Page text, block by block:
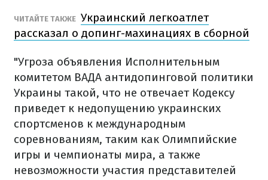
ЧИТАЙТЕ ТАКЖЕ Украинский легкоатлет
рассказал о допинг-махинациях в сборной
"Угроза объявления Исполнительным
комитетом ВАДА антидопинговой политики
Украины такой, что не отвечает Кодексу
приведет к недопущению украинских
спортсменов к международным
соревнованиям, таким как Олимпийские
игры и чемпионаты мира, а также
невозможности участия представителей